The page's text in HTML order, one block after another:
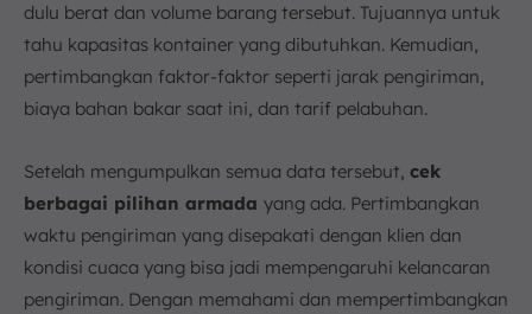
dulu berat dan volume barang tersebut. Tujuannya untuk
tahu kapasitas kontainer yang dibutuhkan. Kemudian,
pertimbangkan faktor-faktor seperti jarak pengiriman,
biaya bahan bakar saat ini, dan tarif pelabuhan.
Setelah mengumpulkan semua data tersebut, cek
berbagai pilihan armada yang ada. Pertimbangkan
waktu pengiriman yang disepakati dengan klien dan
kondisi cuaca yang bisa jadi mempengaruhi kelancaran
pengiriman. Dengan memahami dan mempertimbangkan